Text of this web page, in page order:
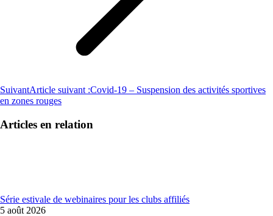
SuivantArticle suivant :Covid-19 – Suspension des activités sportives
en zones rouges
Articles en relation
Série estivale de webinaires pour les clubs affiliés
5 août 2026